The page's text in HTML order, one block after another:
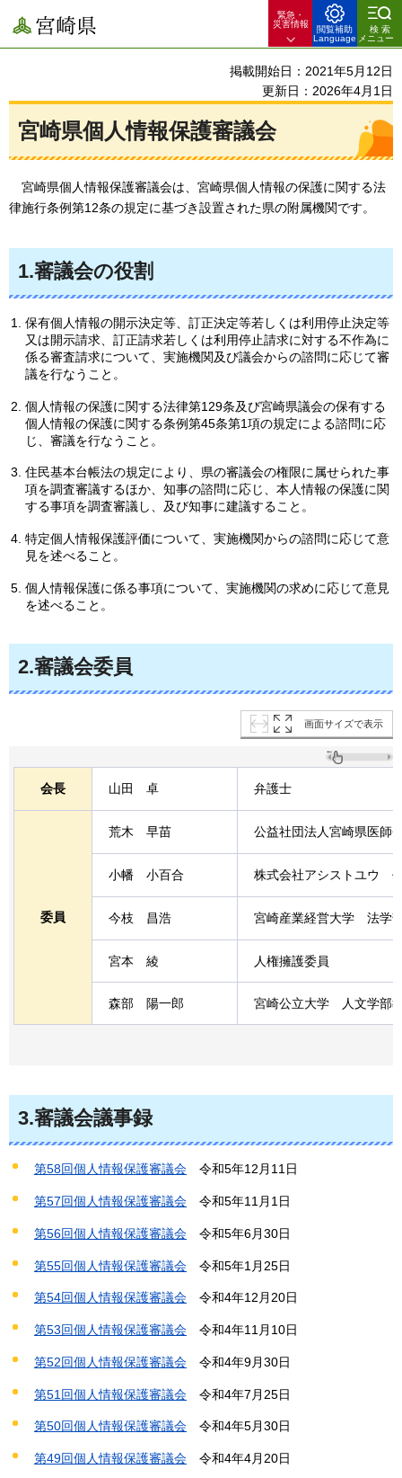
宮崎県
緊急・
災害情報
閲覧補助
Language
検索
メニュー
掲載開始日：2021年5月12日
更新日：2026年4月1日
宮崎県個人情報保護審議会
宮崎県個人情報保護審議会は、宮崎県個人情報の保護に関する法
律施行条例第12条の規定に基づき設置された県の附属機関です。
1.審議会の役割
保有個人情報の開示決定等、訂正決定等若しくは利用停止決定等
又は開示請求、訂正請求若しくは利用停止請求に対する不作為に
係る審査請求について、実施機関及び議会からの諮問に応じて審
議を行なうこと。
個人情報の保護に関する法律第129条及び宮崎県議会の保有する
個人情報の保護に関する条例第45条第1項の規定による諮問に応
じ、審議を行なうこと。
住民基本台帳法の規定により、県の審議会の権限に属せられた事
項を調査審議するほか、知事の諮問に応じ、本人情報の保護に関
する事項を調査審議し、及び知事に建議すること。
特定個人情報保護評価について、実施機関からの諮問に応じて意
見を述べること。
個人情報保護に係る事項について、実施機関の求めに応じて意見
を述べること。
2.審議会委員
画面サイズで表示
会長 山田 卓 弁護士
委員
荒木 早苗 公益社団法人宮崎県医師
小幡 小百合 株式会社アシストユウ
今枝 昌浩 宮崎産業経営大学 法学
宮本 綾 人権擁護委員
森部 陽一郎 宮崎公立大学 人文学部
3.審議会議事録
第58回個人情報保護審議会 令和5年12月11日
第57回個人情報保護審議会 令和5年11月1日
第56回個人情報保護審議会 令和5年6月30日
第55回個人情報保護審議会 令和5年1月25日
第54回個人情報保護審議会 令和4年12月20日
第53回個人情報保護審議会 令和4年11月10日
第52回個人情報保護審議会 令和4年9月30日
第51回個人情報保護審議会 令和4年7月25日
第50回個人情報保護審議会 令和4年5月30日
第49回個人情報保護審議会 令和4年4月20日